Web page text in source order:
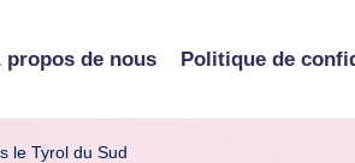
propos de nous Politique de
le Tyrol du Sud